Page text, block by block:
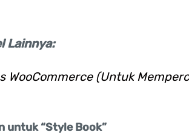
Lainnya:
WooCommerce (Untuk
untuk “Style Book”